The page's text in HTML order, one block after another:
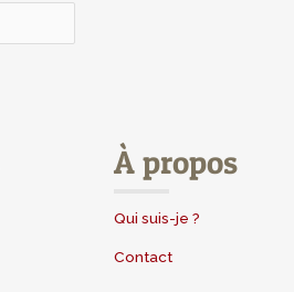
À propos
Qui suis-je ?
Contact